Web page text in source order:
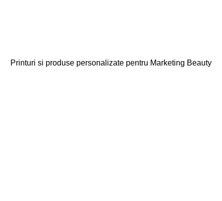
Printuri si produse personalizate pentru Marketing Beauty